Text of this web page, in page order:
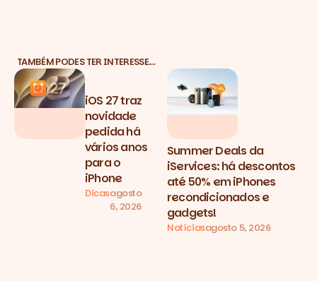
TAMBÉM PODES TER INTERESSE…
iOS 27 traz
novidade
pedida há
vários anos
para o
iPhone
Dicasagosto
6, 2026
Summer Deals da
iServices: há descontos
até 50% em iPhones
recondicionados e
gadgets!
Notíciasagosto 5, 2026